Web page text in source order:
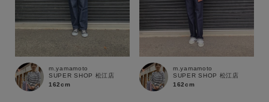
m.yamamoto
SUPER SHOP 松江店
162cm
m.yamamoto
SUPER SHOP 松江店
162cm